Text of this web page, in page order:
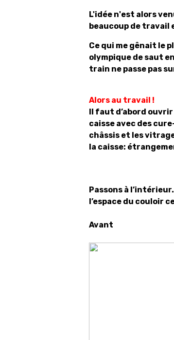
L'idée n'est alors
beaucoup de travail
Ce qui me gênait le
olympique de saut
train ne passe pas
Alors au travail !
Il faut d’abord
caisse avec des
châssis et les
la caisse:
Passons à
l’espace du couloir
Avant